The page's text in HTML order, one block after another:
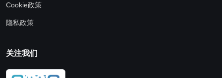
Cookie政策
隐私政策
关注我们